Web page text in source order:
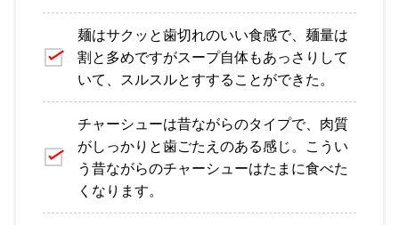
麺はサクッと歯切れのいい食感で、麺量は
割と多めですがスープ自体もあっさりして
いて、スルスルとすすることができた。
チャーシューは昔ながらのタイプで、肉質
がしっかりと歯ごたえのある感じ。こうい
う昔ながらのチャーシューはたまに食べた
くなります。